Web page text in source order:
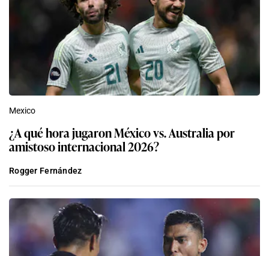
Mexico
¿A qué hora jugaron México vs. Australia por
amistoso internacional 2026?
Rogger Fernández